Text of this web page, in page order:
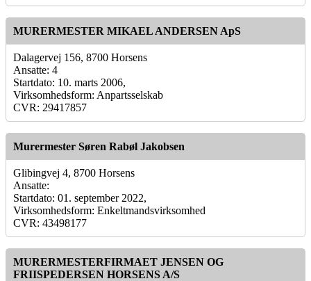
MURERMESTER MIKAEL ANDERSEN ApS
Dalagervej 156, 8700 Horsens
Ansatte: 4
Startdato: 10. marts 2006,
Virksomhedsform: Anpartsselskab
CVR: 29417857
Murermester Søren Rabøl Jakobsen
Glibingvej 4, 8700 Horsens
Ansatte:
Startdato: 01. september 2022,
Virksomhedsform: Enkeltmandsvirksomhed
CVR: 43498177
MURERMESTERFIRMAET JENSEN OG
FRIISPEDERSEN HORSENS A/S